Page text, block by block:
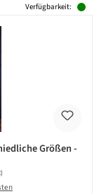
Verfügbarkeit:
Größen -